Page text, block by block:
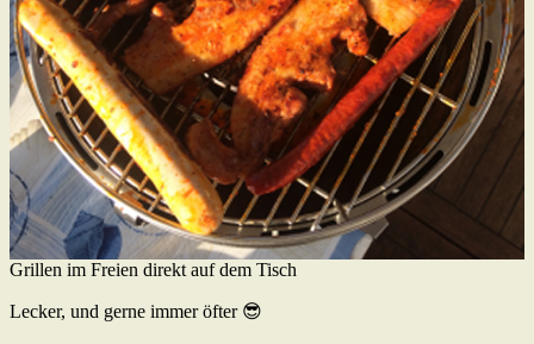
Grillen im Freien direkt auf dem Tisch
Lecker, und gerne immer öfter 😎